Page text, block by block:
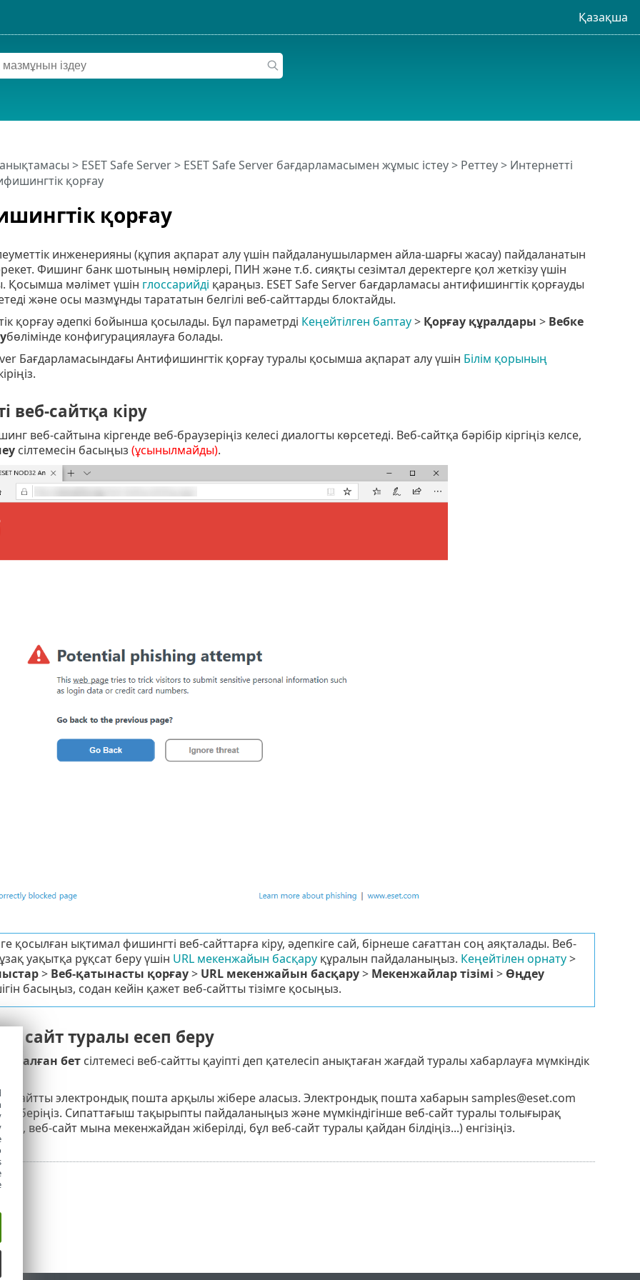
Қазақша
қорғау
> ESET Safe Server> ESET Safe Server бағдарламасымен жұмыс істеу> Реттеу> Интернетті
қорғау
инженерияны (құпия ақпарат алу үшін пайдаланушылармен айла-шарғы жасау) пайдаланатын
Фишинг банк шотының нөмірлері, ПИН және т.б. сияқты сезімтал деректерге қол жеткізу үшін
Қосымша мәлімет үшін глоссарийді қараңыз. ESET Safe Server бағдарламасы антифишингтік қорғауды
және осы мазмұнды тарататын белгілі веб-сайттарды блоктайды.
қорғау әдепкі бойынша қосылады. Бұл параметрді Кеңейтілген баптау> Қорғау құралдары > Вебке
бөлімінде конфигурациялауға болады.
Бағдарламасындағы Антифишингтік қорғау туралы қосымша ақпарат алу үшін Білім қорының
веб-сайтқа кіру
веб-сайтына кіргенде веб-браузеріңіз келесі диалогты көрсетеді. Веб-сайтқа бәрібір кіргіңіз келсе,
сілтемесін басыңыз (ұсынылмайды).
қосылған ықтимал фишингті веб-сайттарға кіру, әдепкіге сай, бірнеше сағаттан соң аяқталады. Веб-
уақытқа рұқсат беру үшін URL мекенжайын басқаруқұралын пайдаланыңыз. Кеңейтілен орнату>
> Веб-қатынасты қорғау> URL мекенжайын басқару> Мекенжайлар тізімі > Өңдеу
басыңыз, содан кейін қажет веб-сайтты тізімге қосыңыз.
сайт туралы есеп беру
бетсілтемесі веб-сайтты қауіпті деп қателесіп анықтаған жағдай туралы хабарлауға мүмкіндік
сайтты электрондық пошта арқылы жібере аласыз. Электрондық пошта хабарын samples@eset.com
Сипаттағыш тақырыпты пайдаланыңыз және мүмкіндігінше веб-сайт туралы толығырақ
веб-сайт мына мекенжайдан жіберілді, бұл веб-сайт туралы қайдан білдіңіз...) енгізіңіз.